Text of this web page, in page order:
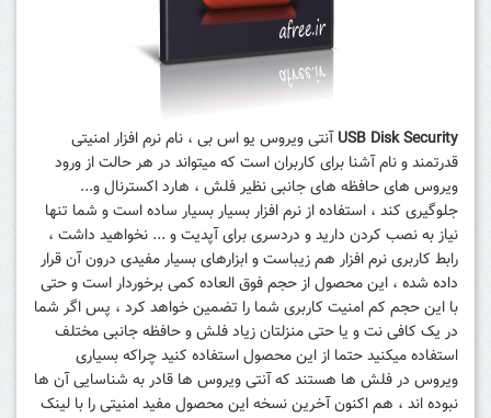
USB Disk Security آنتی ویروس یو اس بی ، نام نرم افزار امنیتی
قدرتمند و نام آشنا برای کاربران است که میتواند در هر حالت از ورود
ویروس های حافظه های جانبی نظیر فلش ، هارد اکسترنال و...
جلوگیری کند ، استفاده از نرم افزار بسیار بسیار ساده است و شما تنها
نیاز به نصب کردن دارید و دردسری برای آپدیت و ... نخواهید داشت ،
رابط کاربری نرم افزار هم زیباست و ابزارهای بسیار مفیدی درون آن قرار
داده شده ، این محصول از حجم فوق العاده کمی برخوردار است و حتی
با این حجم کم امنیت کاربری شما را تضمین خواهد کرد ، پس اگر شما
در یک کافی نت و یا حتی منزلتان زیاد فلش و حافظه جانبی مختلف
استفاده میکنید حتما از این محصول استفاده کنید چراکه بسیاری
ویروس در فلش ها هستند که آنتی ویروس ها قادر به شناسایی آن ها
نبوده اند ، هم اکنون آخرین نسخه این محصول مفید امنیتی را با لینک